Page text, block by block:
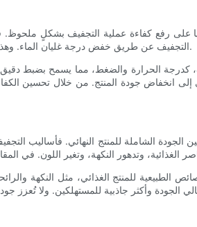
على رفع كفاءة عملية التجفيف بشكلٍ
التجفيف عن طريق خفض درجة غليان الماء. وهذا يسمح بإزالة الرطوبة من المنتج بسرعة أكبر، مما يُقلل من وقت التجفيف ويزيد من إنتاجية المصنع.
الحرارة والضغط، مما يسمح بضبط دقيق
انخفاض جودة المنتج. من خلال تحسين
الشاملة للمنتج النهائي. فأساليب
الطبيعية للمنتج الغذائي، مثل النكهة